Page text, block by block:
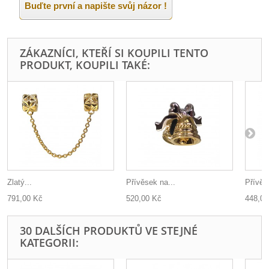
Buďte první a napište svůj názor !
ZÁKAZNÍCI, KTEŘÍ SI KOUPILI TENTO
PRODUKT, KOUPILI TAKÉ:
Zlatý...
791,00 Kč
Přívěsek na...
520,00 Kč
30 DALŠÍCH PRODUKTŮ VE STEJNÉ
KATEGORII: